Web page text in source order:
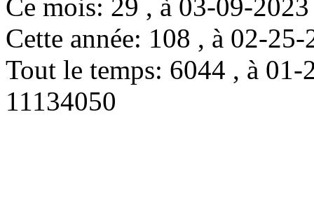
Ce mois: 29 , à 03-09-
Cette année: 108 , à 02-
Tout le temps: 6044 , à
11134050